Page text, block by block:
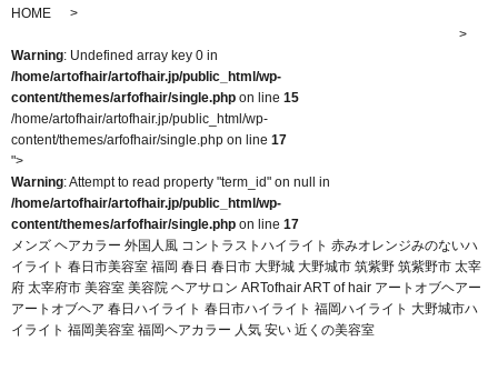
HOME
Warning: Undefined array key 0 in
/home/artofhair/artofhair.jp/public_html/wp-
content/themes/arfofhair/single.php on line 15
/home/artofhair/artofhair.jp/public_html/wp-
content/themes/arfofhair/single.php on line 17
">
Warning: Attempt to read property "term_id" on null in
/home/artofhair/artofhair.jp/public_html/wp-
content/themes/arfofhair/single.php on line 17
メンズ ヘアカラー 外国人風 コントラストハイライト 赤みオレンジみのないハ
イライト 春日市美容室 福岡 春日 春日市 大野城 大野城市 筑紫野 筑紫野市 太宰
府 太宰府市 美容室 美容院 ヘアサロン ARTofhair ART of hair アートオブヘアー
アートオブヘア 春日ハイライト 春日市ハイライト 福岡ハイライト 大野城市ハ
イライト 福岡美容室 福岡ヘアカラー 人気 安い 近くの美容室